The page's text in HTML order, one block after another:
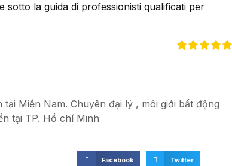
sotto la guida di professionisti qualificati per
Miền Nam. Chuyên đại lý , môi giới bất động
tại TP. Hồ chí Minh
Facebook Twitter